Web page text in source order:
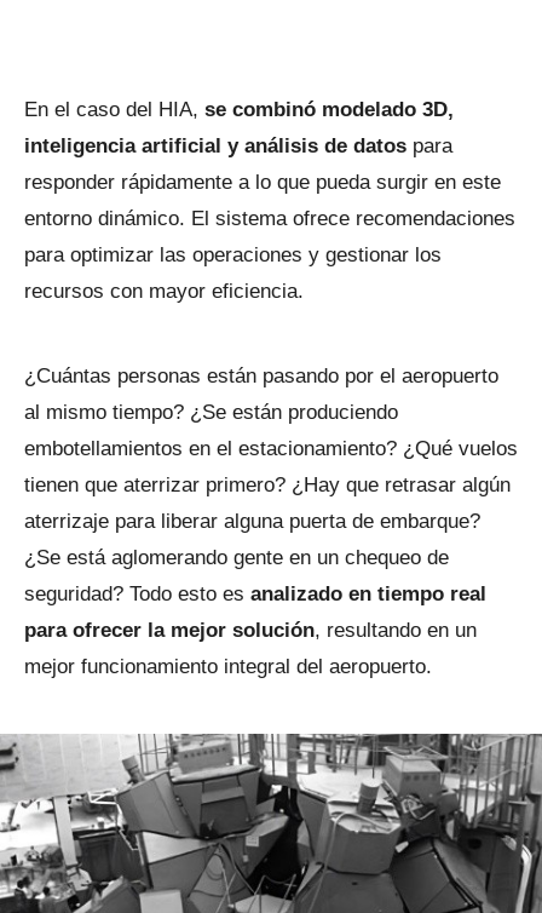
En el caso del HIA, se combinó modelado 3D,
inteligencia artificial y análisis de datos para
responder rápidamente a lo que pueda surgir en este
entorno dinámico. El sistema ofrece recomendaciones
para optimizar las operaciones y gestionar los
recursos con mayor eficiencia.
¿Cuántas personas están pasando por el aeropuerto
al mismo tiempo? ¿Se están produciendo
embotellamientos en el estacionamiento? ¿Qué vuelos
tienen que aterrizar primero? ¿Hay que retrasar algún
aterrizaje para liberar alguna puerta de embarque?
¿Se está aglomerando gente en un chequeo de
seguridad? Todo esto es analizado en tiempo real
para ofrecer la mejor solución, resultando en un
mejor funcionamiento integral del aeropuerto.